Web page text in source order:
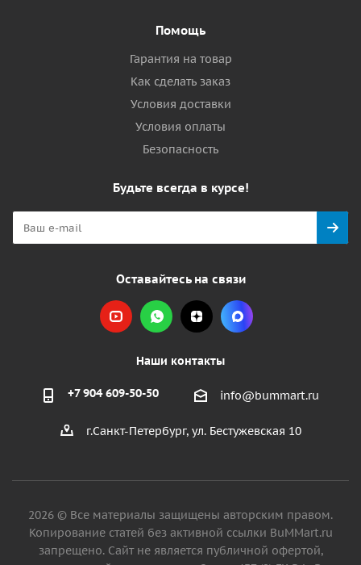
Помощь
Гарантия на товар
Как сделать заказ
Условия доставки
Условия оплаты
Безопасность
Будьте всегда в курсе!
Оставайтесь на связи
Наши контакты
+7 904 609-50-50 info@bummart.ru
г.Санкт-Петербург, ул. Бестужевская 10
2026 © Все материалы защищены авторским правом.
Копирование статей без активной ссылки BuMMart.ru
запрещено. Сайт не является публичной офертой,